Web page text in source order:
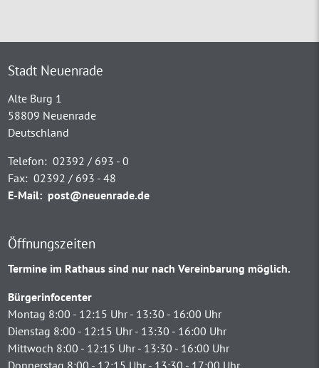
Stadt Neuenrade
Alte Burg 1
58809 Neuenrade
Deutschland
Telefon: 02392 / 693 - 0
Fax: 02392 / 693 - 48
E-Mail: post@neuenrade.de
Öffnungszeiten
Termine im Rathaus sind nur nach Vereinbarung möglich.
Bürgerinfocenter
Montag 8:00 - 12:15 Uhr - 13:30 - 16:00 Uhr
Dienstag 8:00 - 12:15 Uhr - 13:30 - 16:00 Uhr
Mittwoch 8:00 - 12:15 Uhr - 13:30 - 16:00 Uhr
Donnerstag 8:00 - 12:15 Uhr - 13:30 - 17:00 Uhr